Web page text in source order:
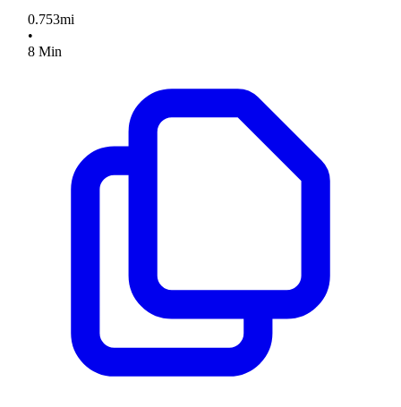
0.753mi
•
8Min